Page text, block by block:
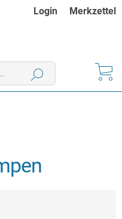
Login Merkzettel